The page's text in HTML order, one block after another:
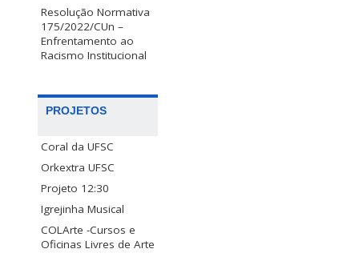
Resolução Normativa
175/2022/CUn –
Enfrentamento ao
Racismo Institucional
PROJETOS
Coral da UFSC
Orkextra UFSC
Projeto 12:30
Igrejinha Musical
COLArte -Cursos e
Oficinas Livres de Arte